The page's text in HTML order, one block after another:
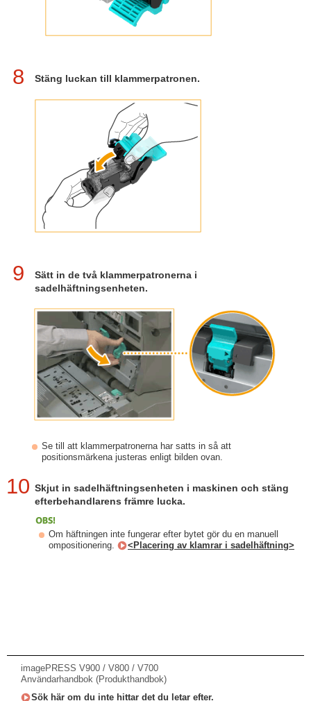
8 Stäng luckan till klammerpatronen.
9
Sätt in de två klammerpatronerna i
sadelhäftningsenheten.
Se till att klammerpatronerna har satts in så att
positionsmärkena justeras enligt bilden ovan.
10 Skjut in sadelhäftningsenheten i maskinen och stäng
efterbehandlarens främre lucka.
Om häftningen inte fungerar efter bytet gör du en manuell
ompositionering.
<Placering av klamrar i sadelhäftning>
imagePRESS V900 / V800 / V700
Användarhandbok (Produkthandbok)
Sök här om du inte hittar det du letar efter.